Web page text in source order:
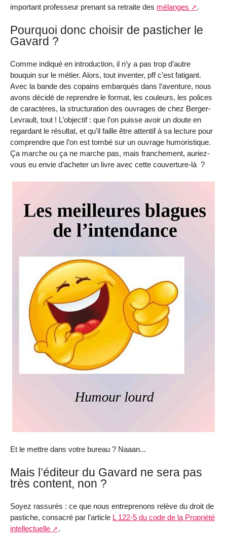
important professeur prenant sa retraite des mélanges .
Pourquoi donc choisir de pasticher le
Gavard ?
Comme indiqué en introduction, il n’y a pas trop d’autre
bouquin sur le métier. Alors, tout inventer, pff c’est fatigant.
Avec la bande des copains embarqués dans l’aventure, nous
avons décidé de reprendre le format, les couleurs, les polices
de caractères, la structuration des ouvrages de chez Berger-
Levrault, tout ! L’objectif : que l’on puisse avoir un doute en
regardant le résultat, et qu’il faille être attentif à sa lecture pour
comprendre que l’on est tombé sur un ouvrage humoristique.
Ça marche ou ça ne marche pas, mais franchement, auriez-
vous eu envie d’acheter un livre avec cette couverture-là ?
Et le mettre dans votre bureau ? Naaan...
Mais l’éditeur du Gavard ne sera pas
très content, non ?
Soyez rassurés : ce que nous entreprenons relève du droit de
pastiche, consacré par l’article L 122-5 du code de la Propriété
intellectuelle
.